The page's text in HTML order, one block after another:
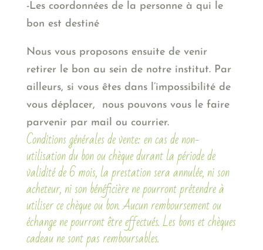
-Les coordonnées de la personne à qui le
bon est destiné
Nous vous proposons ensuite de venir
retirer le bon au sein de notre institut. Par
ailleurs, si vous êtes dans l’impossibilité de
vous déplacer, nous pouvons vous le faire
parvenir par mail ou courrier.
Conditions générales de vente: en cas de non-
utilisation du bon ou chèque durant la période de
validité de 6 mois, la prestation sera annulée, ni son
acheteur, ni son bénéficière ne pourront prétendre à
utiliser ce chèque ou bon. Aucun remboursement ou
échange ne pourront être effectués. Les bons et chèques
cadeau ne sont pas remboursables.